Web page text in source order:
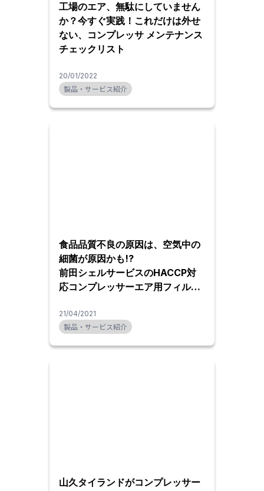
工場のエア、無駄にしていません
か？今すぐ実践！これだけは外せ
ない、コンプレッサ メンテナンス
チェックリスト
20/01/2022
製品・サービス紹介
食品品質不良の原因は、空気中の
細菌が原因かも!?
前田シェルサービスのHACCP対
応コンプレッサーエア用フィルタ
21/04/2021
製品・サービス紹介
山久タイランドがコンプレッサー